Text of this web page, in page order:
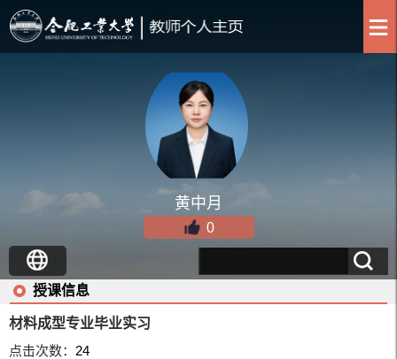
黄中月
0
授课信息
材料成型专业毕业实习
点击次数： 24